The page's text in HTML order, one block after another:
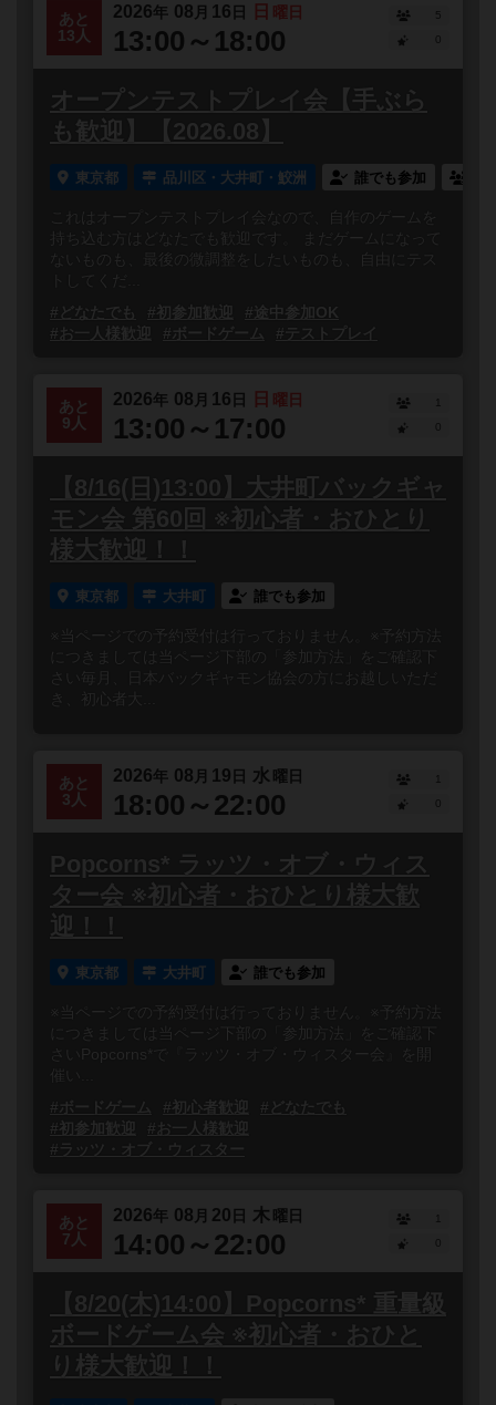
あと
13人
2026年 08 月 16 日 日 曜日
13:00～18:00
5
オープンテストプレイ会【手ぶら
も歓迎】【2026.08】
東京都 品川区・大井町・鮫洲 誰でも参加
持ち込む方はどなたでも歓迎です。 まだゲームになって
ないものも、最後の微調整をしたいものも、自由にテス
#どなたでも
#初参加歓迎
#途中参加OK
#お一人様歓迎
#ボードゲーム #テストプレイ
あと
9人
2026年 08 月 16 日 日 曜日
13:00～17:00
1
【8/16(日)13:00】大井町バックギャ
モン会 第60回 ※初心者・おひとり
様大歓迎！！
東京都 大井町 誰でも参加
※当ページでの予約受付は行っておりません。※予約方法
につきましては当ページ下部の「参加方法」をご確認下
さい毎月、日本バックギャモン協会の方にお越しいただ
き、初心者大...
あと
3人
2026年 08 月 19 日 水 曜日
18:00～22:00
1
Popcorns* ラッツ・オブ・ウィス
ター会 ※初心者・おひとり様大歓
迎！！
東京都 大井町 誰でも参加
※当ページでの予約受付は行っておりません。※予約方法
につきましては当ページ下部の「参加方法」をご確認下
さいPopcorns*で『ラッツ・オブ・ウィスター会』を開
催い...
#ボードゲーム
#初心者歓迎
#どなたでも
#初参加歓迎
#お一人様歓迎
#ラッツ・オブ・ウィスター
あと
7人
2026年 08 月 20 日 木曜日
14:00～22:00
1
【8/20(木)14:00】Popcorns* 重量級
ボードゲーム会 ※初心者・おひと
り様大歓迎！！